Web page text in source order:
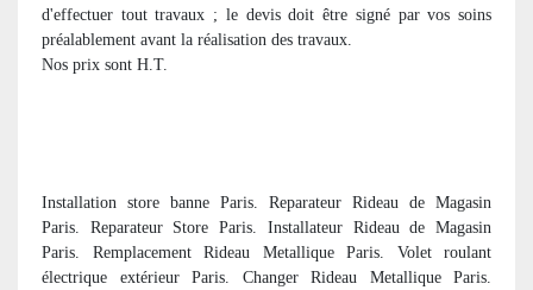
d'effectuer tout travaux ; le devis doit être signé par vos soins
préalablement avant la réalisation des travaux.
Nos prix sont H.T.
Installation store banne Paris. Reparateur Rideau de Magasin
Paris. Reparateur Store Paris. Installateur Rideau de Magasin
Paris. Remplacement Rideau Metallique Paris. Volet roulant
électrique extérieur Paris. Changer Rideau Metallique Paris.